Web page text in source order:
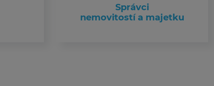
Správci
nemovitostí a majetku